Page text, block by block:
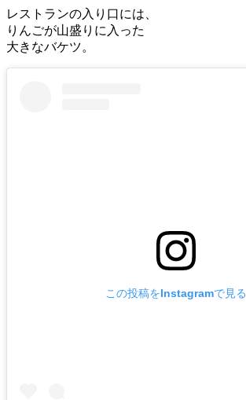
レストランの入り口には、
りんごが山盛りに入った
大きなバケツ。
この投稿をInstagramで見る